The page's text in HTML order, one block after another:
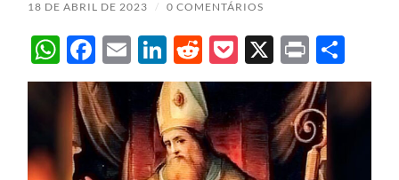
18 DE ABRIL DE 2023 / 0 COMENTÁRIOS
WhatsApp
Facebook
EmailLinkedIn
Reddit
Pocket
X Print